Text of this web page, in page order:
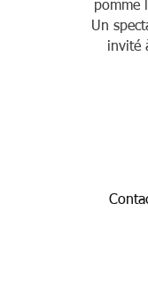
pomme
Un
invité